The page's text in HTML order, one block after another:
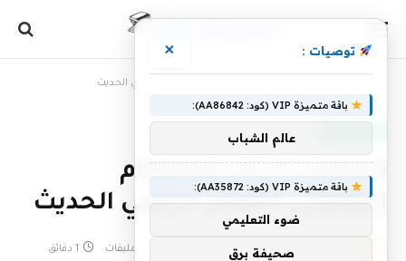
6 عناصر أساسية لنظام
إيكولوجي للتعلم الرقمي الحديث
eshrag لا توجد تعليقات 1 دقائق
توصيات : ×
باقة متميزة VIP (كود: AA86842):
عالم الشباب
باقة متميزة VIP (كود: AA35872):
ضوء التعليمي
صحيفة برق